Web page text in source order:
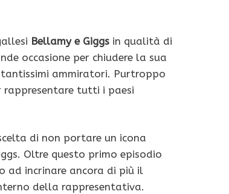
Bellamy e Giggs in qualità di
occasione per chiudere la sua
tantissimi ammiratori. Purtroppo
rappresentare tutti i paesi
di non portare un icona
Oltre questo primo episodio
ad incrinare ancora di più il
della rappresentativa.